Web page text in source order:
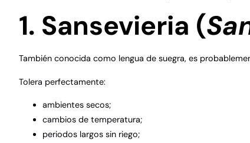
1. Sansevieria (
También conocida como lengua de suegra, es
Tolera perfectamente:
ambientes secos;
cambios de temperatura;
periodos largos sin riego;